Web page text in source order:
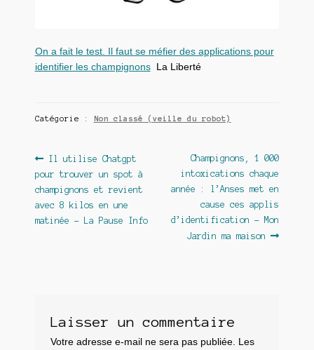
On a fait le test. Il faut se méfier des applications pour
identifier les champignonsLa Liberté
Catégorie : Non classé (veille du robot)
Navigation
de
l’article
Article
précédent :
Il utilise Chatgpt
pour trouver un spot à
champignons et revient
avec 8 kilos en une
matinée – La Pause Info
Article
suivant :
Champignons, 1 000
intoxications chaque
année : l’Anses met en
cause ces applis
d’identification – Mon
Jardin ma maison
Laisser un commentaire
Votre adresse e-mail ne sera pas publiée. Les